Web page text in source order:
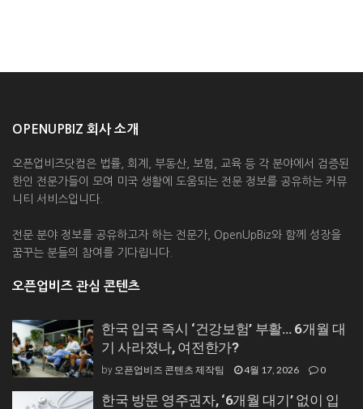
OPENUPBIZ 회사 소개
오픈업비즈닷컴은 법률, 회계, 부동산, 보험, 교육 등 각 분야에서 검증된
한인 전문가들이 모여 미국 생활에 도움되는 전문 정보를 공유하는 커뮤
니티 서비스입니다.
전문 분야 정보를 공유하고자 하는 전문가, OpenUpBiz와 함께 성장을
꿈꾸는 분들의 참여를 기다립니다.
오픈업비즈 관심 콘텐츠
한국 입국 즉시 ‘건강보험’ 부활… 6개월 대
기 사라졌나, 여전한가?
by 오픈업비즈 콘텐츠 제작팀 4월 17, 2026 0
한국 방문 영주권자, ‘6개월 대기’ 없이 입